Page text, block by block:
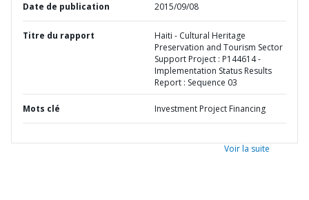
Date de publication 2015/09/08
Titre du rapport
Haiti - Cultural Heritage
Preservation and Tourism Sector
Support Project : P144614 -
Implementation Status Results
Report : Sequence 03
Mots clé Investment Project Financing
Voir la suite